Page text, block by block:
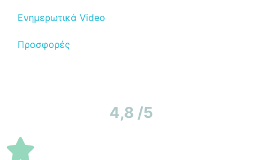
Ενημερωτικά Video
Προσφορές
4,8 /5